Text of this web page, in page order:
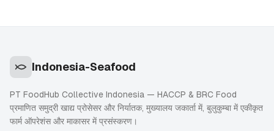
Indonesia-Seafood
PT FoodHub Collective Indonesia — HACCP & BRC Food
प्रमाणित समुद्री खाद्य प्रोसेसर और निर्यातक, मुख्यालय जकार्ता में, बुलुकुम्बा में एकीकृत
फार्म ऑपरेशंस और माकासर में प्रसंस्करण।